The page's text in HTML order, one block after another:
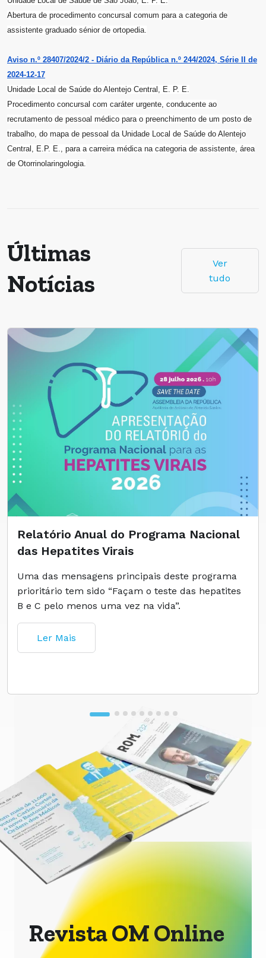
Abertura de procedimento concursal comum para a categoria de
assistente graduado sénior de ortopedia.
Aviso n.º 28407/2024/2 - Diário da República n.º 244/2024, Série II de
2024-12-17
Unidade Local de Saúde do Alentejo Central, E. P. E.
Procedimento concursal com caráter urgente, conducente ao
recrutamento de pessoal médico para o preenchimento de um posto de
trabalho, do mapa de pessoal da Unidade Local de Saúde do Alentejo
Central, E.P. E., para a carreira médica na categoria de assistente, área
de Otorrinolaringologia.
Últimas
Notícias
Ver
tudo
Relatório Anual do Programa Nacional
das Hepatites Virais
Uma das mensagens principais deste programa
prioritário tem sido “Façam o teste das hepatites
B e C pelo menos uma vez na vida”.
Ler Mais
Revista OM Online